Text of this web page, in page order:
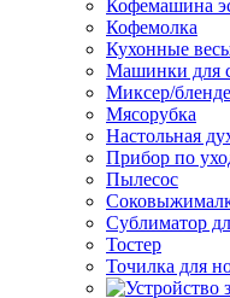
Кофемашина
Кофемолка
Кухонные
Машинки для
Миксер/
Мясорубка
Настольная
Прибор по
Пылесос
Сублиматор
Тостер
Точилка для